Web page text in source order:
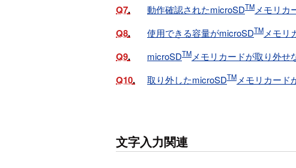
Q7 動作確認されたmicroSDTMメモリカ
Q8 使用できる容量がmicroSDTMメモリ
Q9 microSDTMメモリカードが取り外せ
Q10 取り外したmicroSDTMメモリカード
文字入力関連